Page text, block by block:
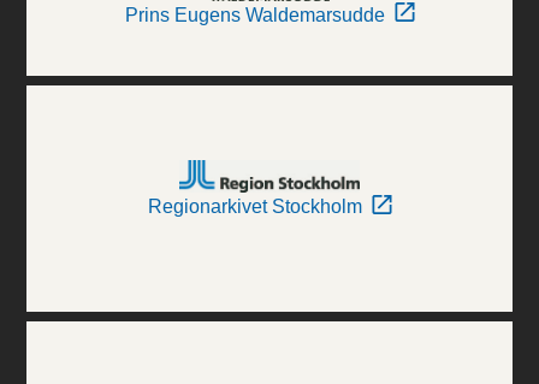
Prins Eugens Waldemarsudde
Regionarkivet Stockholm